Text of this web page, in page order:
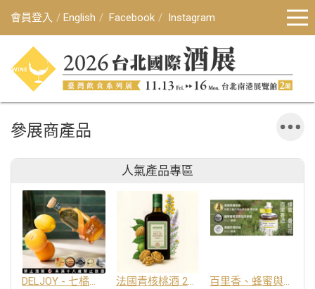
會員登入 English Facebook Instagram
參展商產品
人氣產品專區
DELJOY - 七橘干邑利口酒 24% 法國青核桃酒 25% 百里香、蜂蜜與番紅花酒